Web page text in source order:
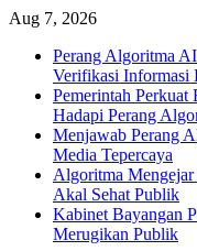
Skip
content
Aug 7, 2026
Perang Algoritma
Verifikasi Informasi
Pemerintah
Hadapi Perang
Menjawab Perang
Media Tepercaya
Algoritma Mengejar
Akal Sehat Publik
Kabinet Bayangan
Merugikan Publik